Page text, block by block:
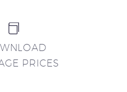


PRICES